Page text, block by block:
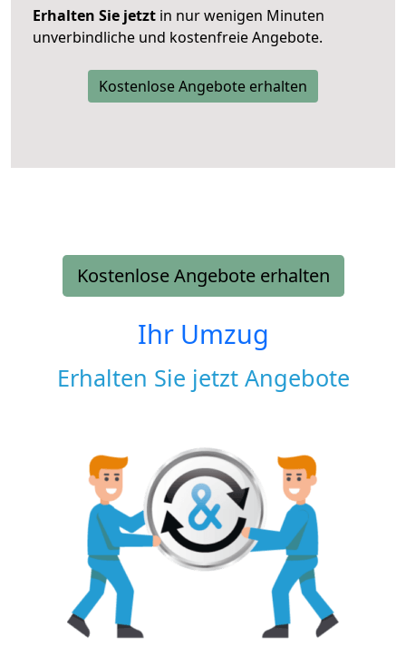
Erhalten Sie jetzt in nur wenigen Minuten
unverbindliche und kostenfreie Angebote.
Kostenlose Angebote erhalten
Kostenlose Angebote erhalten
Ihr Umzug
Erhalten Sie jetzt Angebote